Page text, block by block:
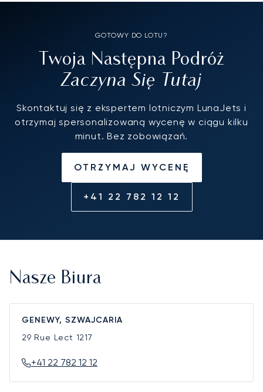
GOTOWY DO LOTU?
Twoja Następna Podróż
Zaczyna Się Tutaj
Skontaktuj się z ekspertem lotniczym LunaJets i
otrzymaj spersonalizowaną wycenę w ciągu kilku
minut. Bez zobowiązań.
OTRZYMAJ WYCENĘ
+41 22 782 12 12
Nasze Biura
GENEWY, SZWAJCARIA
29 Rue Lect 1217
+41 22 782 12 12